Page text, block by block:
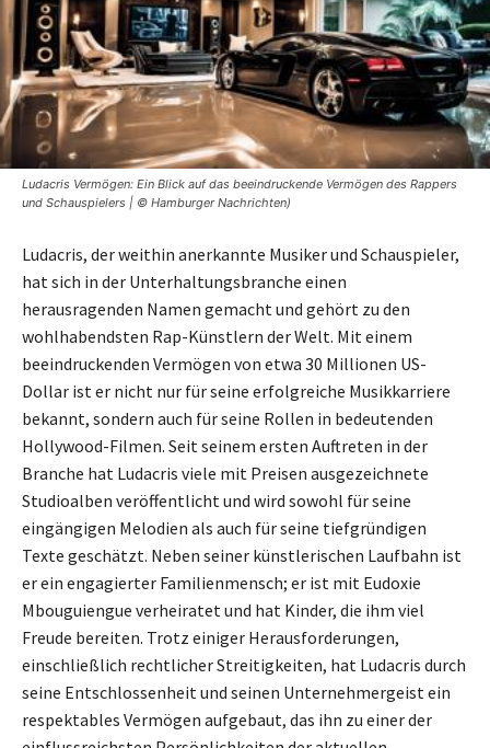
Ludacris Vermögen: Ein Blick auf das beeindruckende Vermögen des Rappers
und Schauspielers | © Hamburger Nachrichten)
Ludacris, der weithin anerkannte Musiker und Schauspieler,
hat sich in der Unterhaltungsbranche einen
herausragenden Namen gemacht und gehört zu den
wohlhabendsten Rap-Künstlern der Welt. Mit einem
beeindruckenden Vermögen von etwa 30 Millionen US-
Dollar ist er nicht nur für seine erfolgreiche Musikkarriere
bekannt, sondern auch für seine Rollen in bedeutenden
Hollywood-Filmen. Seit seinem ersten Auftreten in der
Branche hat Ludacris viele mit Preisen ausgezeichnete
Studioalben veröffentlicht und wird sowohl für seine
eingängigen Melodien als auch für seine tiefgründigen
Texte geschätzt. Neben seiner künstlerischen Laufbahn ist
er ein engagierter Familienmensch; er ist mit Eudoxie
Mbouguiengue verheiratet und hat Kinder, die ihm viel
Freude bereiten. Trotz einiger Herausforderungen,
einschließlich rechtlicher Streitigkeiten, hat Ludacris durch
seine Entschlossenheit und seinen Unternehmergeist ein
respektables Vermögen aufgebaut, das ihn zu einer der